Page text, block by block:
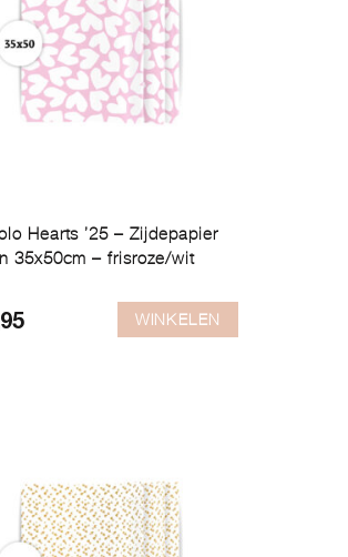
Hearts ’25 – Zijdepapier
35x50cm – frisroze/wit
WINKELEN